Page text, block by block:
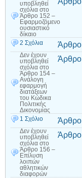
υποβληθεί
σχόλια στο
Άρθρο 152 –
Εφαρμοζόμενο
ουσιαστικό
δίκαιο
2 Σχόλια Άρθρο
Δεν έχουν
υποβληθεί
σχόλια στο
Άρθρο 154 –
Ανάλογη
εφαρμογή
διατάξεων
του Κώδικα
Πολιτικής
Δικονομίας
Άρθρο
1 Σχόλιο Άρθρο
Δεν έχουν
υποβληθεί
σχόλια στο
Άρθρο 156 –
Επίλυση
λοιπών
αθλητικών
διαφορών
Άρθρο